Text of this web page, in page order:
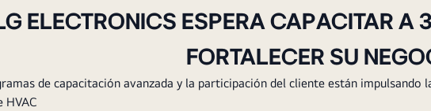
ELECTRONICS ESPERA CAPACITAR A
FORTALECER SU
de capacitación avanzada y la participación del cliente están impulsando
HVAC